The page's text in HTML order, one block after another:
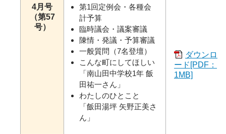
4月号
（第57
号）
第1回定例会・各種会
計予算
臨時議会・議案審議
陳情・発議・予算審議
一般質問（7名登壇）
こんな町にしてほしい
「南山田中学校1年 飯
田祐一さん」
わたしのひとこと
「飯田湯坪 矢野正美さ
ん」
ダウンロ
ード[PDF：
1MB]